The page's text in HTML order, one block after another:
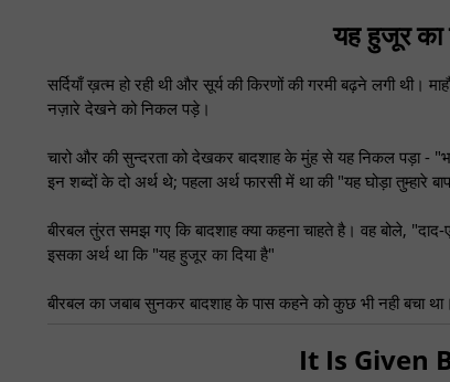
यह हुजूर का
सर्दियाँ ख़त्म हो रही थी और सूर्य की किरणों की गरमी बढ़ने लगी
नज़ारे देखने को निकल पड़े।
चारो और की सुन्दरता को देखकर बादशाह के मुंह से यह निकल पड़ा -
इन शब्दों के दो अर्थ थे; पहला अर्थ फारसी में था की "यह घोड़ा तुम्हारे
बीरबल तुंरत समझ गए कि बादशाह क्या कहना चाहते है। वह बोले,
इसका अर्थ था कि "यह हुजूर का दिया है"
बीरबल का जबाब सुनकर बादशाह के पास कहने को कुछ भी नही बचा
It Is Given